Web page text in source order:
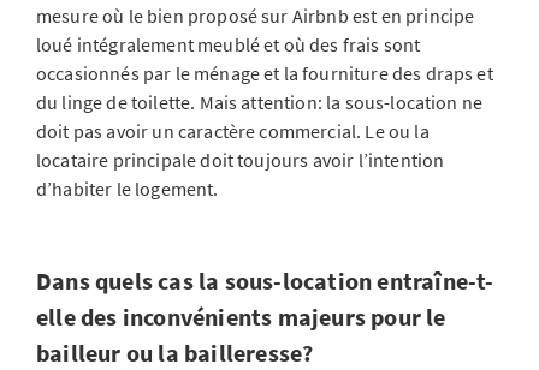
mesure où le bien proposé sur Airbnb est en principe
loué intégralement meublé et où des frais sont
occasionnés par le ménage et la fourniture des draps et
du linge de toilette. Mais attention: la sous-location ne
doit pas avoir un caractère commercial. Le ou la
locataire principale doit toujours avoir l’intention
d’habiter le logement.
Dans quels cas la sous-location entraîne-t-
elle des inconvénients majeurs pour le
bailleur ou la bailleresse?